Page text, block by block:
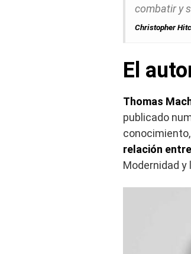
combatir y
Christopher
El
Thomas
publicado
relación
Modernidad